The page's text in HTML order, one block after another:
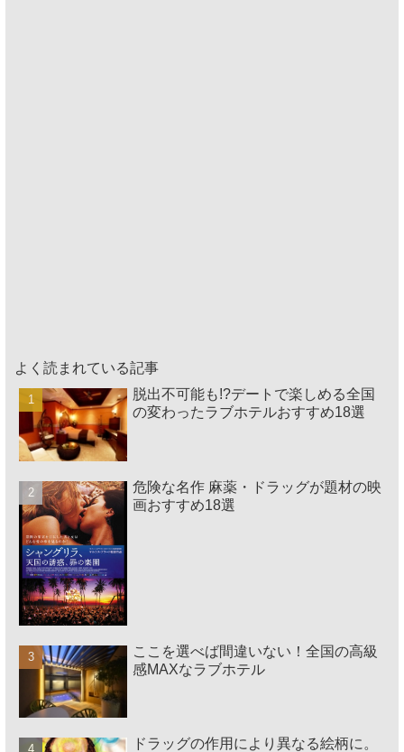
よく読まれている記事
脱出不可能も!?デートで楽しめる全国
の変わったラブホテルおすすめ18選
危険な名作 麻薬・ドラッグが題材の映
画おすすめ18選
ここを選べば間違いない！全国の高級
感MAXなラブホテル
ドラッグの作用により異なる絵柄に。